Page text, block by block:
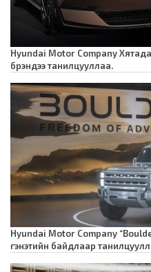
Hyundai Motor Company
брэндээ танилцууллаа.
Hyundai Motor Company
гэнэтийн байдлаар